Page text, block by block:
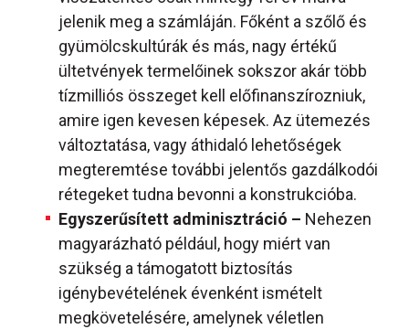
jelenik meg a számláján. Főként a szőlő és
gyümölcskultúrák és más, nagy értékű
ültetvények termelőinek sokszor akár több
tízmilliós összeget kell előfinanszírozniuk,
amire igen kevesen képesek. Az ütemezés
változtatása, vagy áthidaló lehetőségek
megteremtése további jelentős gazdálkodói
rétegeket tudna bevonni a konstrukcióba.
Egyszerűsített adminisztráció – Nehezen
magyarázható például, hogy miért van
szükség a támogatott biztosítás
igénybevételének évenként ismételt
megkövetelésére, amelynek véletlen